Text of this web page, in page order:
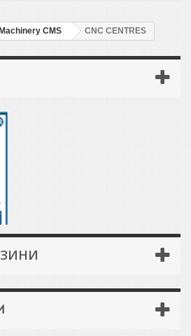
CMS CNC CENTRES